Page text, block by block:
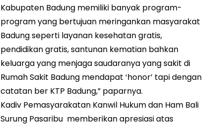
Kabupaten Badung memiliki banyak program-
program yang bertujuan meringankan masyarakat
Badung seperti layanan kesehatan gratis,
pendidikan gratis, santunan kematian bahkan
keluarga yang menjaga saudaranya yang sakit di
Rumah Sakit Badung mendapat ‘honor’ tapi dengan
catatan ber KTP Badung,” paparnya.
Kadiv Pemasyarakatan Kanwil Hukum dan Ham Bali
Surung Pasaribu memberikan apresiasi atas